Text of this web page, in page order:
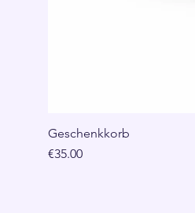
Geschenkkorb
Price
€35.00